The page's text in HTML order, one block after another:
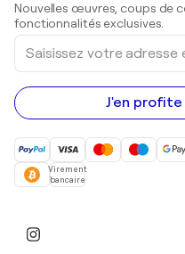
Peintures acryliques
Nouvelles œuvres, coups de
fonctionnalités exclusives.
Saisissez
votre
adresse
e-
mail
J'en
Virement
bancaire